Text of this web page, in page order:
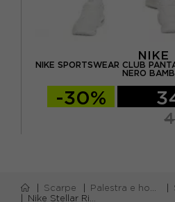
NIKE
NIKE SPORTSWEAR CLUB
NERO
-30%
Scarpe Palestra e home gym
Nike Stellar Ride Gs Nero Blue - Scarpe Da Ginnastica Bambino